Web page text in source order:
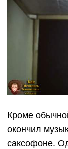
Кроме
окончил
саксофоне.